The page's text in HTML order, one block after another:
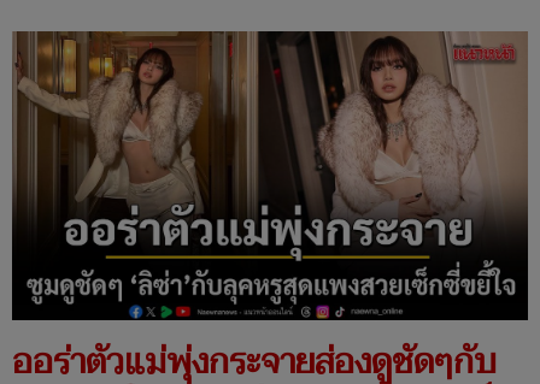
ออร่าตัวแม่พุ่งกระจายส่องดูชัดๆกับ